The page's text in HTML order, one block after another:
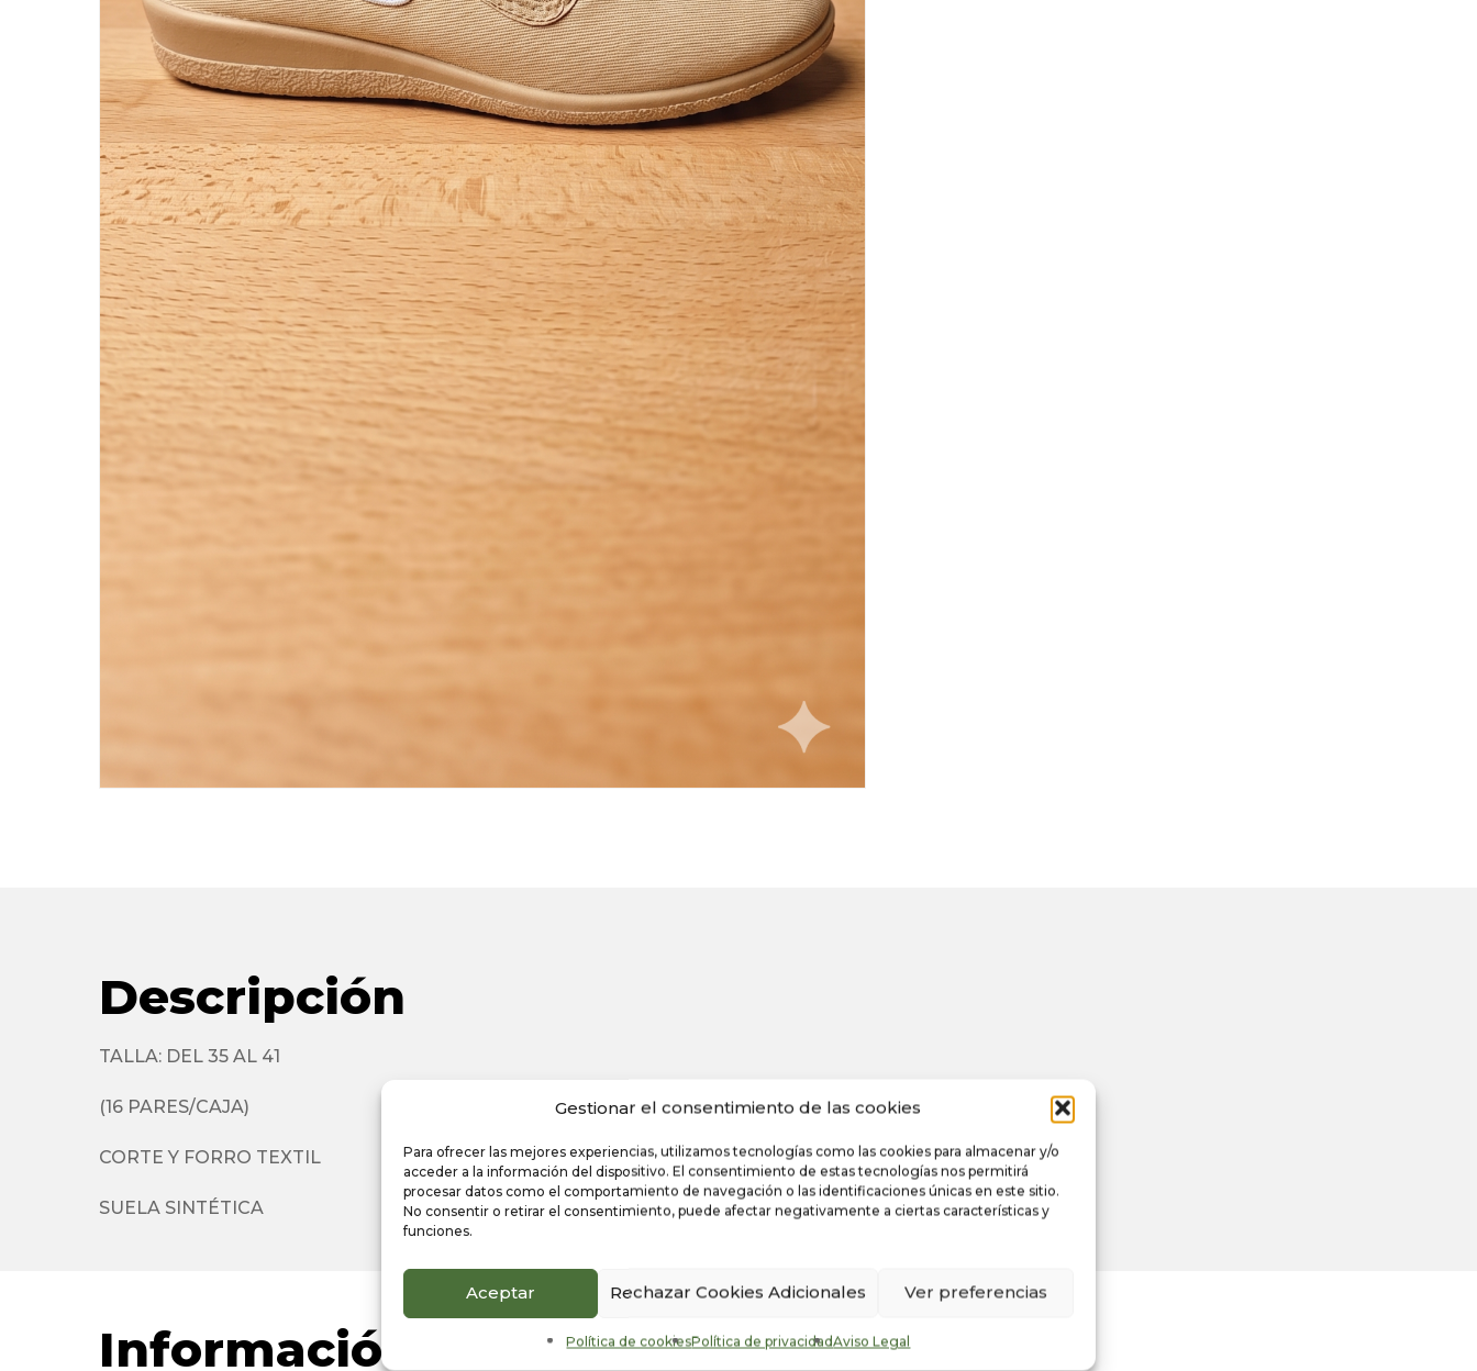
Gestionar el consentimiento de las cookies
Para ofrecer las mejores experiencias, utilizamos tecnologías como las cookies para almacenar y/o
acceder a la información del dispositivo. El consentimiento de estas tecnologías nos permitirá
procesar datos como el comportamiento de navegación o las identificaciones únicas en este sitio.
No consentir o retirar el consentimiento, puede afectar negativamente a ciertas características y
funciones.
Aceptar Rechazar Cookies Adicionales Ver preferencias
Política de cookiesPolítica de privacidadAviso Legal
Descripción
TALLA: DEL 35 AL 41
(16 PARES/CAJA)
CORTE Y FORRO TEXTIL
SUELA SINTÉTICA
Información adicional